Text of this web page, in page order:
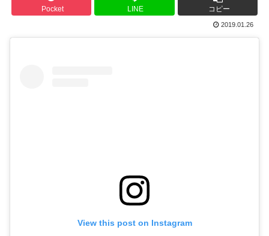
Pocket LINE コピー
2019.01.26
View this post on Instagram